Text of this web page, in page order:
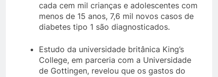
cada cem mil crianças e adolescentes com
menos de 15 anos, 7,6 mil novos casos de
diabetes tipo 1 são diagnosticados.
Estudo da universidade britânica King’s
College, em parceria com a Universidade
de Gottingen, revelou que os gastos do